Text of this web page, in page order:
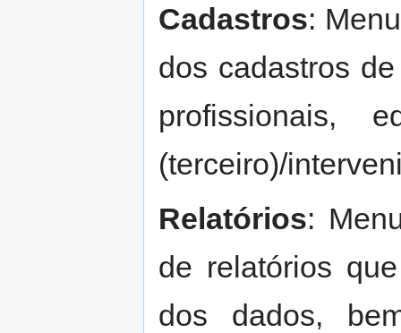
Cadastros:
dos cadastros
profissionais,
(terceiro)/
Relatórios:
de relatórios
dos dados,